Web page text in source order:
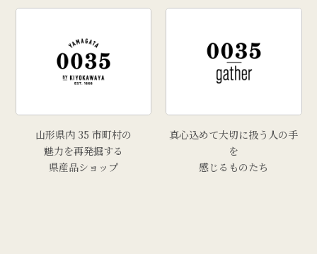
山形県内 35 市町村の
魅力を再発掘する
県産品ショップ
真心込めて大切に扱う人の手
を
感じるものたち